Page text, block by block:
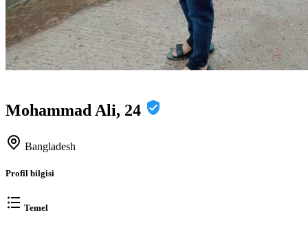
Mohammad Ali, 24
Bangladesh
Profil bilgisi
Temel